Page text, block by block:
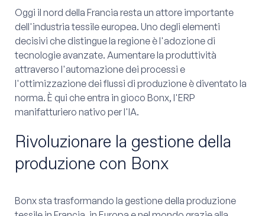
Oggi il nord della Francia resta un attore importante
dell'industria tessile europea. Uno degli elementi
decisivi che distingue la regione è l'adozione di
tecnologie avanzate. Aumentare la produttività
attraverso l'automazione dei processi e
l'ottimizzazione dei flussi di produzione è diventato la
norma. È qui che entra in gioco Bonx, l'ERP
manifatturiero nativo per l'IA.
Rivoluzionare la gestione della
produzione con Bonx
Bonx sta trasformando la gestione della produzione